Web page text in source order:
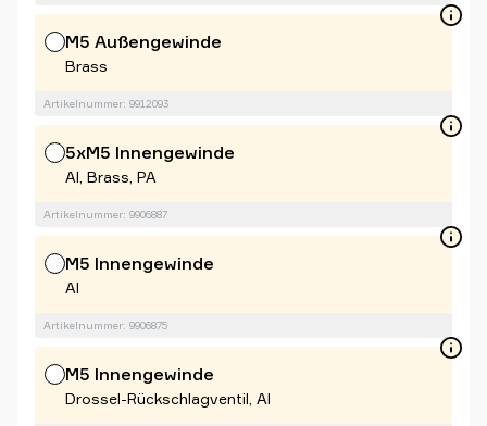
M5 Außengewinde
Brass
Artikelnummer: 9912093
5xM5 Innengewinde
Al, Brass, PA
Artikelnummer: 9906887
M5 Innengewinde
Al
Artikelnummer: 9906875
M5 Innengewinde
Drossel-Rückschlagventil, Al